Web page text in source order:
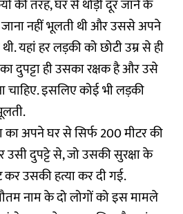
की तरह, घर से थोड़ी दूर जाने के
नहीं भूलती थी और उससे अपने
यहां हर लड़की को छोटी उम्र से ही
दुपट्टा ही उसका रक्षक है और उसे
इसलिए कोई भी लड़की
का अपने घर से सिर्फ 200 मीटर की
दुपट्टे से, जो उसकी सुरक्षा के
कर उसकी हत्या कर दी गई.
नाम के दो लोगों को इस मामले